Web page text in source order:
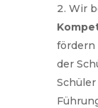
Wir
fördern
der